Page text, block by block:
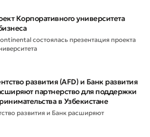
Корпоративного университета
состоялась презентация проекта
развития (AFD) и Банк развития
партнерство для поддержки
в Узбекистане
развития и Банк расширяют